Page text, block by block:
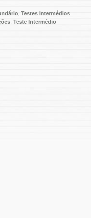
Testes Intermédios
Teste Intermédio